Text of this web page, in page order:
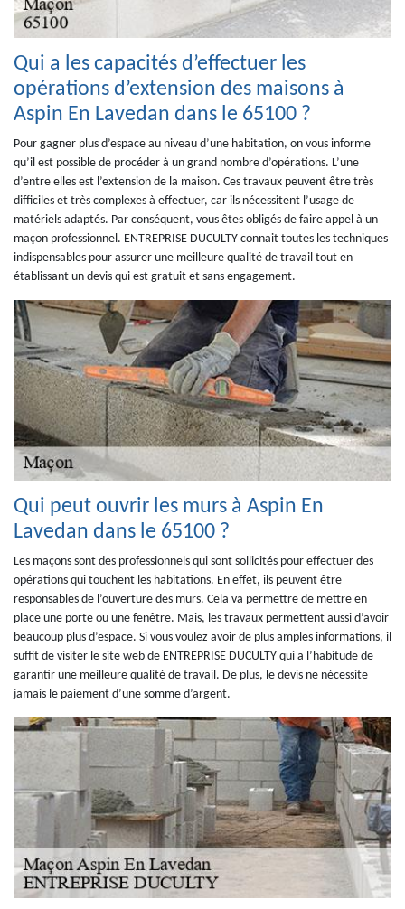
Qui a les capacités d’effectuer les
opérations d’extension des maisons à
Aspin En Lavedan dans le 65100 ?
Pour gagner plus d’espace au niveau d’une habitation, on vous informe
qu’il est possible de procéder à un grand nombre d’opérations. L’une
d’entre elles est l’extension de la maison. Ces travaux peuvent être très
difficiles et très complexes à effectuer, car ils nécessitent l’usage de
matériels adaptés. Par conséquent, vous êtes obligés de faire appel à un
maçon professionnel. ENTREPRISE DUCULTY connait toutes les techniques
indispensables pour assurer une meilleure qualité de travail tout en
établissant un devis qui est gratuit et sans engagement.
Qui peut ouvrir les murs à Aspin En
Lavedan dans le 65100 ?
Les maçons sont des professionnels qui sont sollicités pour effectuer des
opérations qui touchent les habitations. En effet, ils peuvent être
responsables de l’ouverture des murs. Cela va permettre de mettre en
place une porte ou une fenêtre. Mais, les travaux permettent aussi d’avoir
beaucoup plus d’espace. Si vous voulez avoir de plus amples informations, il
suffit de visiter le site web de ENTREPRISE DUCULTY qui a l’habitude de
garantir une meilleure qualité de travail. De plus, le devis ne nécessite
jamais le paiement d’une somme d’argent.